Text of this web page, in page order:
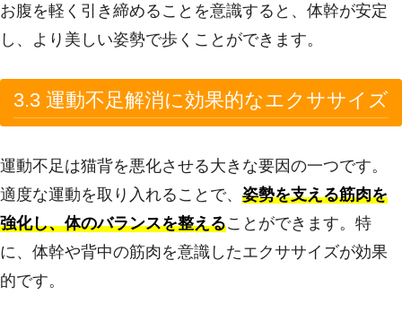
お腹を軽く引き締めることを意識すると、体幹が安定
し、より美しい姿勢で歩くことができます。
3.3 運動不足解消に効果的なエクササイズ
運動不足は猫背を悪化させる大きな要因の一つです。
適度な運動を取り入れることで、 姿勢を支える筋肉を
強化し、体のバランスを整えることができます。特
に、体幹や背中の筋肉を意識したエクササイズが効果
的です。